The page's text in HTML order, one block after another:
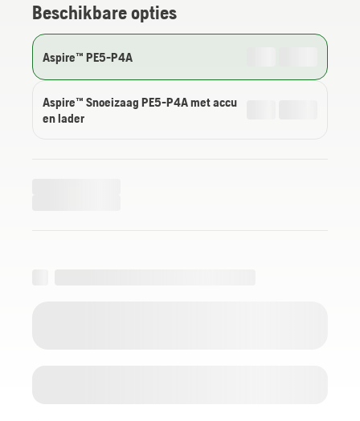
Beschikbare opties
Aspire™ PE5-P4A
Aspire™ Snoeizaag PE5-P4A met accu
en lader